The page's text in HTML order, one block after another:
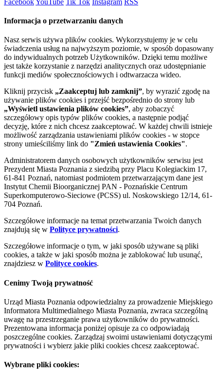
Informacja o przetwarzaniu danych
Nasz serwis używa plików cookies. Wykorzystujemy je w celu
świadczenia usług na najwyższym poziomie, w sposób dopasowany
do indywidualnych potrzeb Użytkowników. Dzięki temu możliwe
jest także korzystanie z narzędzi analitycznych oraz udostępnianie
funkcji mediów społecznościowych i odtwarzacza wideo.
Kliknij przycisk „Zaakceptuj lub zamknij”, by wyrazić zgodę na
używanie plików cookies i przejść bezpośrednio do strony lub
„Wyświetl ustawienia plików cookies”, aby zobaczyć
szczegółowy opis typów plików cookies, a następnie podjąć
decyzję, które z nich chcesz zaakceptować. W każdej chwili istnieje
możliwość zarządzania ustawieniami plików cookies - w stopce
strony umieściliśmy link do "Zmień ustawienia Cookies".
Administratorem danych osobowych użytkowników serwisu jest
Prezydent Miasta Poznania z siedzibą przy Placu Kolegiackim 17,
61-841 Poznań, natomiast podmiotem przetwarzającym dane jest
Instytut Chemii Bioorganicznej PAN - Poznańskie Centrum
Superkomputerowo-Sieciowe (PCSS) ul. Noskowskiego 12/14, 61-
704 Poznań.
Szczegółowe informacje na temat przetwarzania Twoich danych
znajdują się w Polityce prywatności.
Szczegółowe informacje o tym, w jaki sposób używane są pliki
cookies, a także w jaki sposób można je zablokować lub usunąć,
znajdziesz w Polityce cookies.
Cenimy Twoją prywatność
Urząd Miasta Poznania odpowiedzialny za prowadzenie Miejskiego
Informatora Multimedialnego Miasta Poznania, zwraca szczególną
uwagę na przestrzeganie prawa użytkowników do prywatności.
Prezentowana informacja poniżej opisuje za co odpowiadają
poszczególne cookies. Zarządzaj swoimi ustawieniami dotyczącymi
prywatności i wybierz jakie pliki cookies chcesz zaakceptować.
Wybrane pliki cookies: